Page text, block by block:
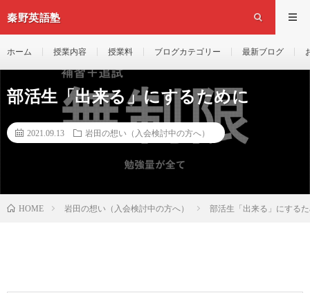
秦野英語塾
ホーム 授業内容 授業料 ブログカテゴリー 最新ブログ
部活生「出来る」にするために
2021.09.13 岩田の想い（入会検討中の方へ）
HOME 岩田の想い（入会検討中の方へ） 部活生「出来る」にする